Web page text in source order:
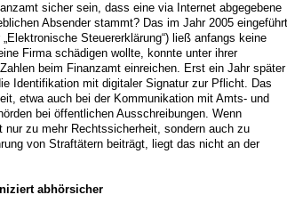
sicher sein, dass eine via Internet abgegebene
Absender stammt? Das im Jahr 2005
„Elektronische Steuererklärung“) ließ anfangs keine
Firma schädigen wollte, konnte unter ihrer
beim Finanzamt einreichen. Erst ein Jahr später
Identifikation mit digitaler Signatur zur Pflicht. Das
etwa auch bei der Kommunikation mit Amts- und
bei öffentlichen Ausschreibungen. Wenn
nur zu mehr Rechtssicherheit, sondern auch zu
von Straftätern beiträgt, liegt das nicht an der
abhörsicher